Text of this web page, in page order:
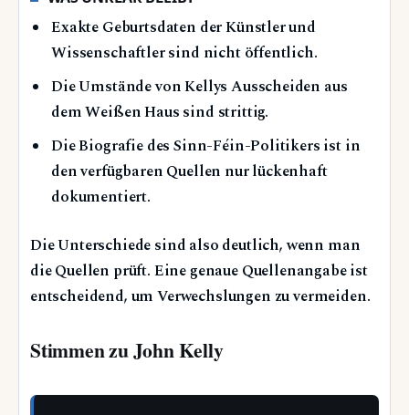
Exakte Geburtsdaten der Künstler und
Wissenschaftler sind nicht öffentlich.
Die Umstände von Kellys Ausscheiden aus
dem Weißen Haus sind strittig.
Die Biografie des Sinn-Féin-Politikers ist in
den verfügbaren Quellen nur lückenhaft
dokumentiert.
Die Unterschiede sind also deutlich, wenn man
die Quellen prüft. Eine genaue Quellenangabe ist
entscheidend, um Verwechslungen zu vermeiden.
Stimmen zu John Kelly